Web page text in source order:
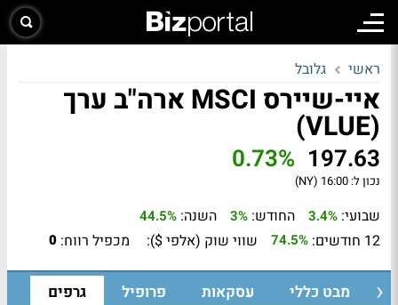
ראשי גלובל
איי-שיירס MSCI ארה"ב ערך
(VLUE)
197.63
0.73%
נכון ל: 16:00 (NY)
שבועי: 3.4% החודש: 3% השנה: 44.5%
12 חודשים: 74.5% שווי שוק (אלפי $): מכפיל רווח: 0
מבט כללי עסקאות פרופיל גרפים